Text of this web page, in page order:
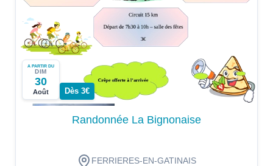
A PARTIR DU
DIM
30
Août Dès 3€
Randonnée La Bignonaise
FERRIERES-EN-GATINAIS